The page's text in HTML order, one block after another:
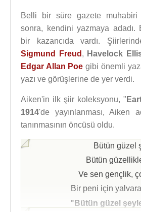
Belli bir süre gazete muhabiri
sonra, kendini yazmaya adadı.
bir kazancıda vardı.
Sigmund Freud , Havelock
Edgar Allan Poe gibi önemli
yazı ve görüşlerine de yer verdi.
Aiken'in ilk şiir koleksyonu, "
1914'de yayınlanması, Aiken
tanınmasının öncüsü oldu.
Bütün güzel
Bütün
Ve sen gençlik,
Bir peni için
"Bütün güzel